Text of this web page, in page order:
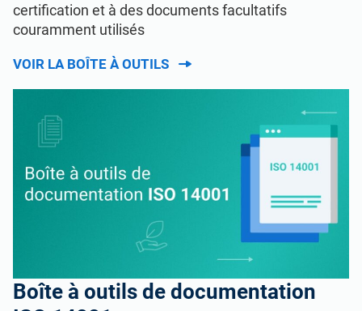
certification et à des documents facultatifs
couramment utilisés
VOIR LA BOÎTE À OUTILS
Boîte à outils de documentation